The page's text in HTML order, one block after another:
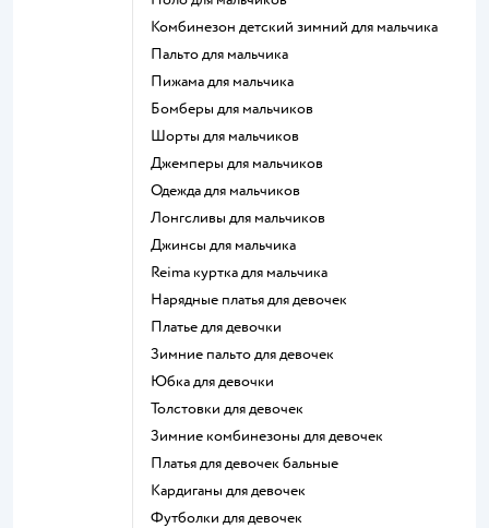
Комбинезон детский зимний для мальчика
Пальто для мальчика
Пижама для мальчика
Бомберы для мальчиков
Шорты для мальчиков
Джемперы для мальчиков
Одежда для мальчиков
Лонгсливы для мальчиков
Джинсы для мальчика
Reima куртка для мальчика
Нарядные платья для девочек
Платье для девочки
Зимние пальто для девочек
Юбка для девочки
Толстовки для девочек
Зимние комбинезоны для девочек
Платья для девочек бальные
Кардиганы для девочек
Футболки для девочек